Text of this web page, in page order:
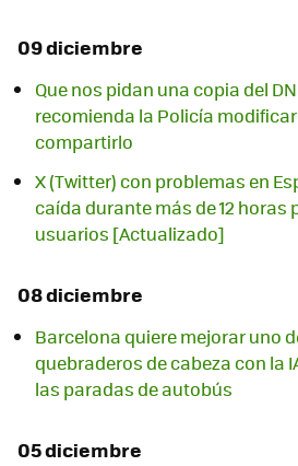
09 diciembre
Que nos pidan una copia del
recomienda la Policía
compartirlo
X (Twitter) con problemas en
caída durante más de 12 horas
usuarios [Actualizado]
08 diciembre
Barcelona quiere mejorar uno
quebraderos de cabeza con la
las paradas de autobús
05 diciembre